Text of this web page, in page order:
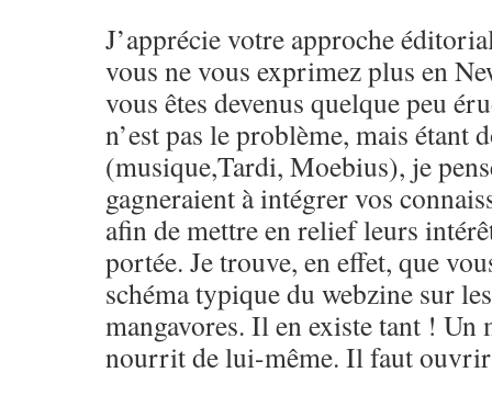
J’apprécie votre approche
vous ne vous exprimez plus en
vous êtes devenus quelque peu
n’est pas le problème, mais étant
(musique,Tardi, Moebius), je
gagneraient à intégrer vos
afin de mettre en relief leurs
portée. Je trouve, en effet, que
schéma typique du webzine sur
mangavores. Il en existe tant ! Un
nourrit de lui-même. Il faut